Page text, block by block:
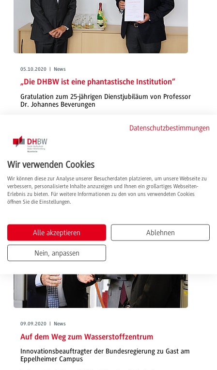
05.10.2020 | News
„Die DHBW ist eine phantastische Institution“
Gratulation zum 25-jährigen Dienstjubiläum von Professor
Dr. Johannes Beverungen
Professor Dr. Johannes Beverungen, Forschungsprofessor für International
Trade an der DHBW Mannheim und Rektor a.D. zu seiner 25-jährigen
Tätigkeit im öffentlichen Dienst.
09.09.2020 | News
Auf dem Weg zum Wasserstoffzentrum
Innovationsbeauftragter der Bundesregierung zu Gast am
Eppelheimer Campus
Datenschutzbestimmungen
Wir verwenden Cookies
Wir können diese zur Analyse unserer Besucherdaten platzieren, um unsere Webseite zu
verbessern, personalisierte Inhalte anzuzeigen und Ihnen ein großartiges Webseiten-
Erlebnis zu bieten. Für weitere Informationen zu den von uns verwendeten Cookies
öffnen Sie die Einstellungen.
Alle akzeptieren Ablehnen
Nein, anpassen